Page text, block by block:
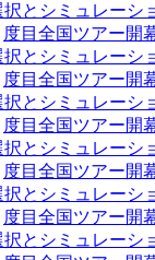
択とシミュレーシ
度目全国ツアー開
択とシミュレーシ
度目全国ツアー開
択とシミュレーシ
度目全国ツアー開
択とシミュレーシ
度目全国ツアー開
択とシミュレーシ
度目全国ツアー開
択とシミュレーシ